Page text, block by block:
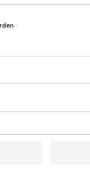
ist als
in allen
praktisch
von
Online-